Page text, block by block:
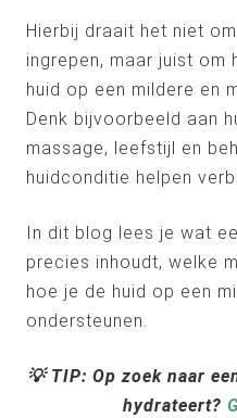
Hierbij draait het niet
ingrepen, maar juist om
huid op een mildere en
Denk bijvoorbeeld aan
massage, leefstijl en
huidconditie helpen
In dit blog lees je wat
precies inhoudt, welke
hoe je de huid op een
ondersteunen.
💡 TIP: Op zoek naar
hydrateert?